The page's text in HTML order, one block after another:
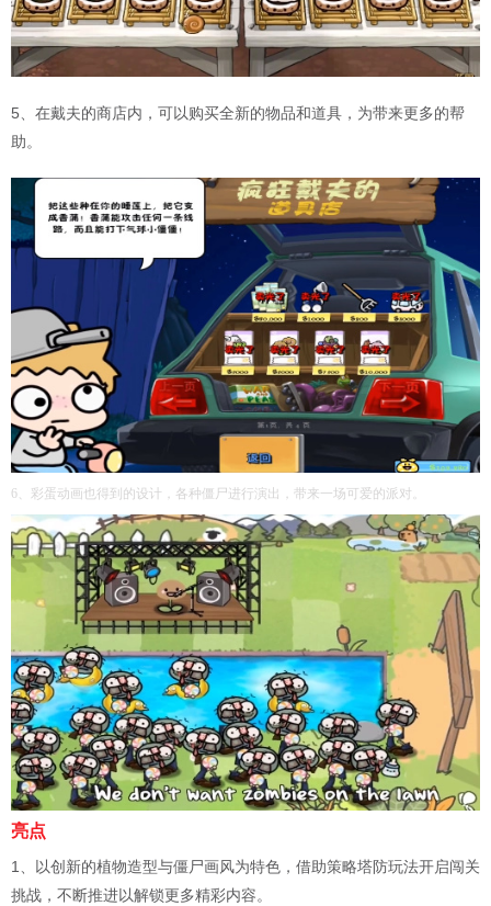
5、在戴夫的商店内，可以购买全新的物品和道具，为带来更多的帮
助。
6、彩蛋动画也得到的设计，各种僵尸进行演出，带来一场可爱的派对。
亮点
1、以创新的植物造型与僵尸画风为特色，借助策略塔防玩法开启闯关
挑战，不断推进以解锁更多精彩内容。